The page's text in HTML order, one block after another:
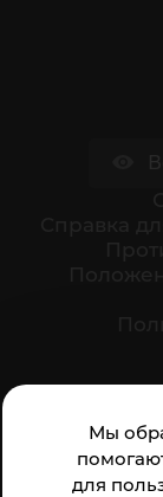
Мы
для